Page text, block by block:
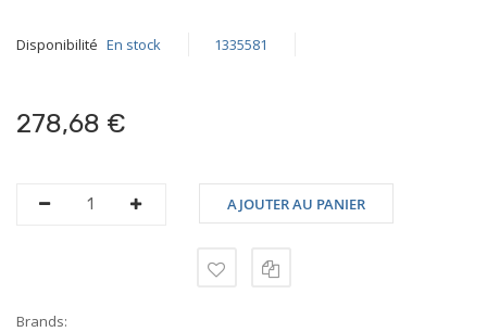
Disponibilité En stock 1335581
278,68 €
AJOUTER AU PANIER
Brands: